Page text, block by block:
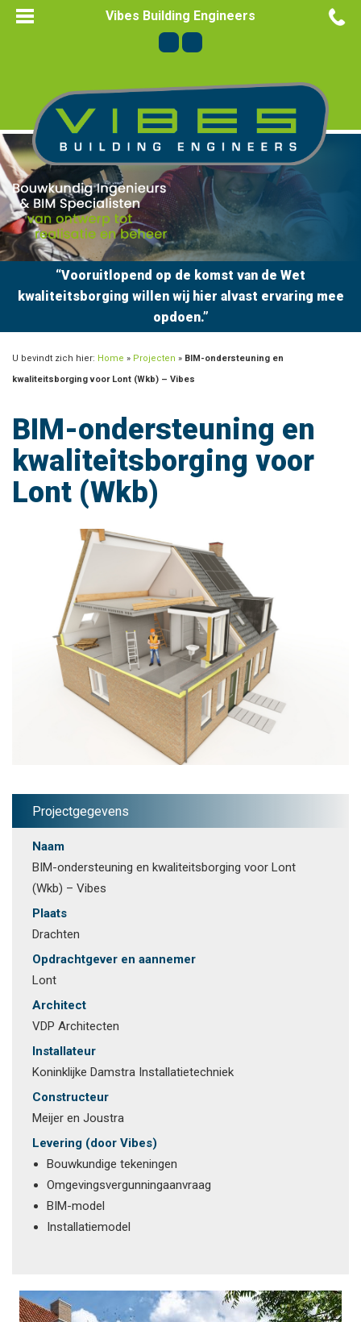
Vibes Building Engineers
“Vooruitlopend op de komst van de Wet
kwaliteitsborging willen wij hier alvast ervaring mee
opdoen.”
U bevindt zich hier: Home » Projecten » BIM-ondersteuning en
kwaliteitsborging voor Lont (Wkb) – Vibes
BIM-ondersteuning en
kwaliteitsborging voor
Lont (Wkb)
Projectgegevens
Naam
BIM-ondersteuning en kwaliteitsborging voor Lont
(Wkb) – Vibes
Plaats
Drachten
Opdrachtgever en aannemer
Lont
Architect
VDP Architecten
Installateur
Koninklijke Damstra Installatietechniek
Constructeur
Meijer en Joustra
Levering (door Vibes)
Bouwkundige tekeningen
Omgevingsvergunningaanvraag
BIM-model
Installatiemodel